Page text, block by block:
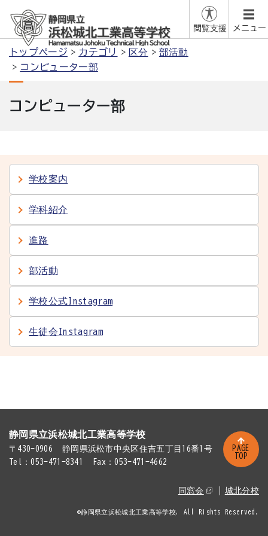
閲覧支援 メニュー
トップページ カテゴリ 区分
部活動
コンピューター部
コンピューター部
学校案内
学科紹介
進路
部活動
学校公式Instagram
生徒会Instagram
静岡県立浜松城北工業高等学校
〒430-0906
静岡県浜松市中央区住吉五丁目16番1号
Tel：053-471-8341
Fax：053-471-4662
同窓会 城北分校
©静岡県立浜松城北工業高等学校, All Rights Reserved.
PAGE
TOP